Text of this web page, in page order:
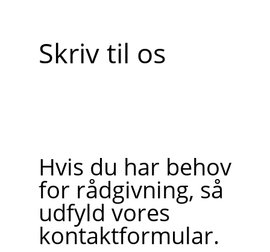
Skriv til os
Hvis du har behov
for rådgivning, så
udfyld vores
kontaktformular.